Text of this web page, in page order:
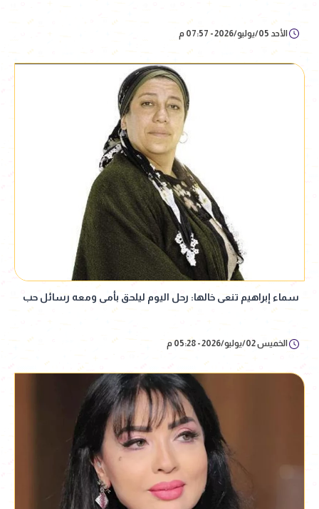
الأحد 05/يوليو/2026 - 07:57 م
سماء إبراهيم تنعى خالها: رحل اليوم ليلحق بأمى ومعه رسائل حب
الخميس 02/يوليو/2026 - 05:28 م